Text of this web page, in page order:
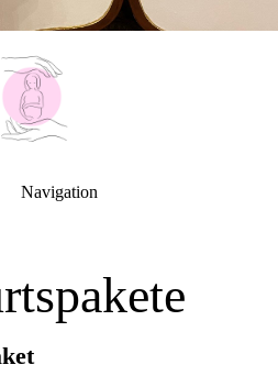
Navigation